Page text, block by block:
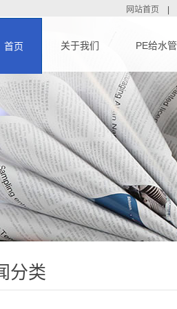
网站首页
首页 关于我们 PE给水管
分类